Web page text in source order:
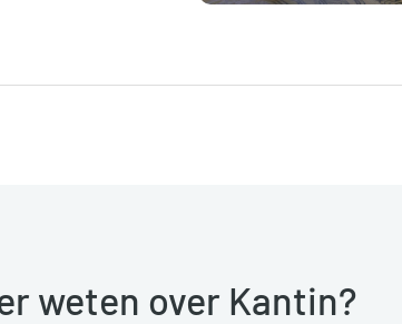
weten over Kantin?